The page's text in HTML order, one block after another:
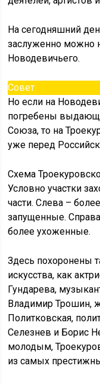
На сегодняшний
заслуженно можно
Новодевичьего.
Совет
Но если на
погребены
Союза, то на
уже перед
Схема
Условно участки
части. Слева –
запущенные.
более ухоженные.
Здесь похоронены
искусства, как
Гундарева,
Владимир Трошин,
Политковская,
Селезнев и Борис
молодым,
из самых